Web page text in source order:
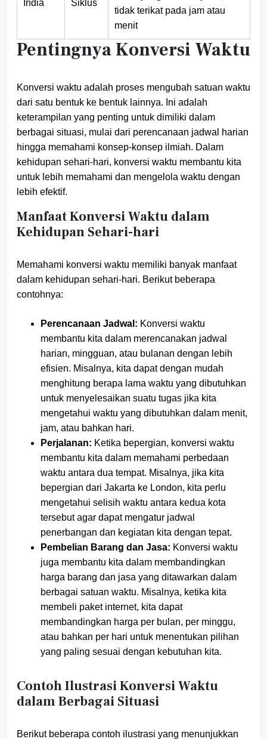
India Siklus
tidak terikat pada jam atau
menit
Pentingnya Konversi Waktu
Konversi waktu adalah proses mengubah satuan waktu
dari satu bentuk ke bentuk lainnya. Ini adalah
keterampilan yang penting untuk dimiliki dalam
berbagai situasi, mulai dari perencanaan jadwal harian
hingga memahami konsep-konsep ilmiah. Dalam
kehidupan sehari-hari, konversi waktu membantu kita
untuk lebih memahami dan mengelola waktu dengan
lebih efektif.
Manfaat Konversi Waktu dalam
Kehidupan Sehari-hari
Memahami konversi waktu memiliki banyak manfaat
dalam kehidupan sehari-hari. Berikut beberapa
contohnya:
Perencanaan Jadwal: Konversi waktu
membantu kita dalam merencanakan jadwal
harian, mingguan, atau bulanan dengan lebih
efisien. Misalnya, kita dapat dengan mudah
menghitung berapa lama waktu yang dibutuhkan
untuk menyelesaikan suatu tugas jika kita
mengetahui waktu yang dibutuhkan dalam menit,
jam, atau bahkan hari.
Perjalanan: Ketika bepergian, konversi waktu
membantu kita dalam memahami perbedaan
waktu antara dua tempat. Misalnya, jika kita
bepergian dari Jakarta ke London, kita perlu
mengetahui selisih waktu antara kedua kota
tersebut agar dapat mengatur jadwal
penerbangan dan kegiatan kita dengan tepat.
Pembelian Barang dan Jasa: Konversi waktu
juga membantu kita dalam membandingkan
harga barang dan jasa yang ditawarkan dalam
berbagai satuan waktu. Misalnya, ketika kita
membeli paket internet, kita dapat
membandingkan harga per bulan, per minggu,
atau bahkan per hari untuk menentukan pilihan
yang paling sesuai dengan kebutuhan kita.
Contoh Ilustrasi Konversi Waktu
dalam Berbagai Situasi
Berikut beberapa contoh ilustrasi yang menunjukkan